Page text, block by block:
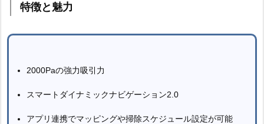
特徴と魅力
2000Paの強力吸引力
スマートダイナミックナビゲーション2.0
アプリ連携でマッピングや掃除スケジュール設定が可能